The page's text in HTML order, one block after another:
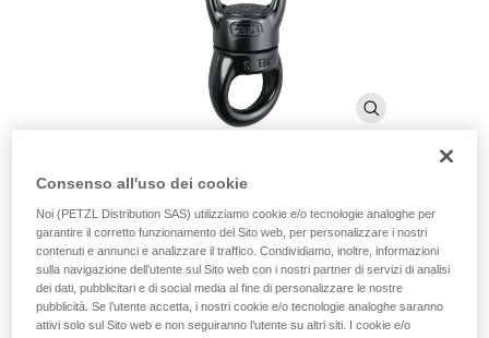
SWIVEL S
Girello montato su cuscinetti a sfere
Si posiziona tra il carico e la corda, per consentire al carico
Consenso all'uso dei cookie
Noi (PETZL Distribution SAS) utilizziamo cookie e/o tecnologie analoghe per
garantire il corretto funzionamento del Sito web, per personalizzare i nostri
contenuti e annunci e analizzare il traffico. Condividiamo, inoltre, informazioni
sulla navigazione dell’utente sul Sito web con i nostri partner di servizi di analisi
dei dati, pubblicitari e di social media al fine di personalizzare le nostre
pubblicità. Se l’utente accetta, i nostri cookie e/o tecnologie analoghe saranno
attivi solo sul Sito web e non seguiranno l’utente su altri siti. I cookie e/o